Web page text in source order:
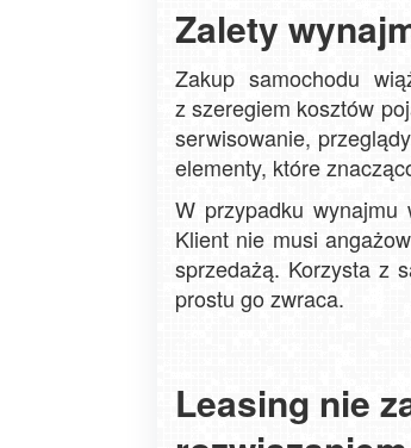
Zalety
Zakup samochodu
z szeregiem kosztów
serwisowanie,
elementy, które
W przypadku
Klient nie musi
sprzedażą. Korzysta z
prostu go zwraca.
Leasing nie